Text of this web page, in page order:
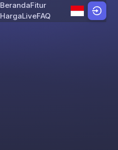
Skip to content
BerandaFitur
HargaLiveFAQ